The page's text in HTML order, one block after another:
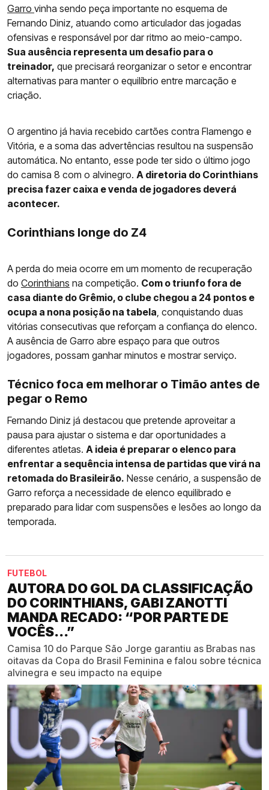
Garro vinha sendo peça importante no esquema de
Fernando Diniz, atuando como articulador das jogadas
ofensivas e responsável por dar ritmo ao meio-campo.
Sua ausência representa um desafio para o
treinador, que precisará reorganizar o setor e encontrar
alternativas para manter o equilíbrio entre marcação e
criação.
O argentino já havia recebido cartões contra Flamengo e
Vitória, e a soma das advertências resultou na suspensão
automática. No entanto, esse pode ter sido o último jogo
do camisa 8 com o alvinegro. A diretoria do Corinthians
precisa fazer caixa e venda de jogadores deverá
acontecer.
Corinthians longe do Z4
A perda do meia ocorre em um momento de recuperação
do Corinthians na competição. Com o triunfo fora de
casa diante do Grêmio, o clube chegou a 24 pontos e
ocupa a nona posição na tabela , conquistando duas
vitórias consecutivas que reforçam a confiança do elenco.
A ausência de Garro abre espaço para que outros
jogadores, possam ganhar minutos e mostrar serviço.
Técnico foca em melhorar o Timão antes de
pegar o Remo
Fernando Diniz já destacou que pretende aproveitar a
pausa para ajustar o sistema e dar oportunidades a
diferentes atletas. A ideia é preparar o elenco para
enfrentar a sequência intensa de partidas que virá na
retomada do Brasileirão. Nesse cenário, a suspensão de
Garro reforça a necessidade de elenco equilibrado e
preparado para lidar com suspensões e lesões ao longo da
temporada.
FUTEBOL
AUTORA DO GOL DA CLASSIFICAÇÃO
DO CORINTHIANS, GABI ZANOTTI
MANDA RECADO: “POR PARTE DE
VOCÊS...”
Camisa 10 do Parque São Jorge garantiu as Brabas nas
oitavas da Copa do Brasil Feminina e falou sobre técnica
alvinegra e seu impacto na equipe